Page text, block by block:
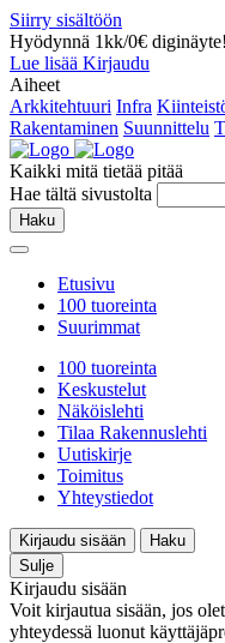
Siirry sisältöön
Hyödynnä 1kk/0€ diginäyte!
Lue lisää Kirjaudu
Aiheet
Arkkitehtuuri Infra
Rakentaminen Suunnittelu
Kaikki mitä tietää pitää
Hae tältä sivustolta
Haku
Etusivu
100 tuoreinta
Suurimmat
100 tuoreinta
Keskustelut
Näköislehti
Tilaa Rakennuslehti
Uutiskirje
Toimitus
Yhteystiedot
Kirjaudu sisään
Haku
Sulje
Kirjaudu sisään
Voit kirjautua sisään, jos
yhteydessä luonut